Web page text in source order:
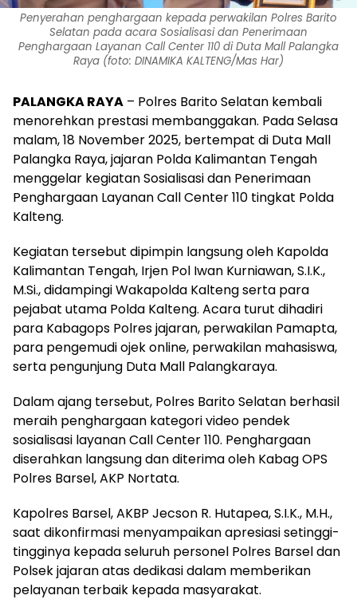
Penyerahan penghargaan kepada perwakilan Polres Barito
Selatan pada acara Sosialisasi dan Penerimaan
Penghargaan Layanan Call Center 110 di Duta Mall Palangka
Raya (foto: DINAMIKA KALTENG/Mas Har)
PALANGKA RAYA – Polres Barito Selatan kembali
menorehkan prestasi membanggakan. Pada Selasa
malam, 18 November 2025, bertempat di Duta Mall
Palangka Raya, jajaran Polda Kalimantan Tengah
menggelar kegiatan Sosialisasi dan Penerimaan
Penghargaan Layanan Call Center 110 tingkat Polda
Kalteng.
‎Kegiatan tersebut dipimpin langsung oleh Kapolda
Kalimantan Tengah, Irjen Pol Iwan Kurniawan, S.I.K.,
M.Si., didampingi Wakapolda Kalteng serta para
pejabat utama Polda Kalteng. Acara turut dihadiri
para Kabagops Polres jajaran, perwakilan Pamapta,
para pengemudi ojek online, perwakilan mahasiswa,
serta pengunjung Duta Mall Palangkaraya.
‎Dalam ajang tersebut, Polres Barito Selatan berhasil
meraih penghargaan kategori video pendek
sosialisasi layanan Call Center 110. Penghargaan
diserahkan langsung dan diterima oleh Kabag OPS
Polres Barsel, AKP Nortata.
‎Kapolres Barsel, AKBP Jecson R. Hutapea, S.I.K., M.H.,
saat dikonfirmasi menyampaikan apresiasi setinggi-
tingginya kepada seluruh personel Polres Barsel dan
Polsek jajaran atas dedikasi dalam memberikan
pelayanan terbaik kepada masyarakat.